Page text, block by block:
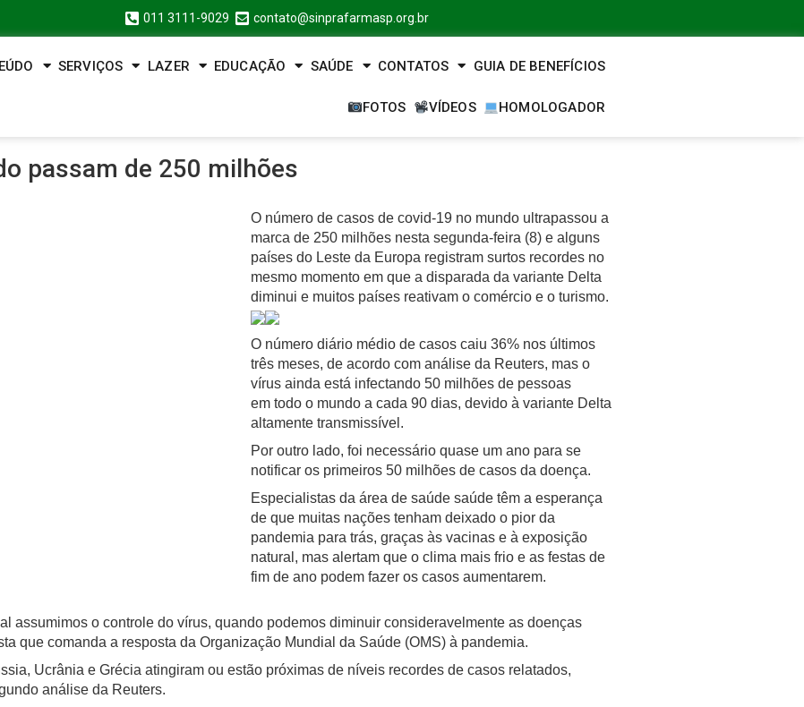
011 3111-9029 contato@sinprafarmasp.org.br
SERVIÇOS LAZER EDUCAÇÃO SAÚDE CONTATOS GUIA DE BENEFÍCIOS
FOTOS VÍDEOS HOMOLOGADOR
passam de 250 milhões
O número de casos de covid-19 no mundo ultrapassou a
marca de 250 milhões nesta segunda-feira (8) e alguns
países do Leste da Europa registram surtos recordes no
mesmo momento em que a disparada da variante Delta
diminui e muitos países reativam o comércio e o turismo.
O número diário médio de casos caiu 36% nos últimos
três meses, de acordo com análise da Reuters, mas o
vírus ainda está infectando 50 milhões de pessoas
em todo o mundo a cada 90 dias, devido à variante Delta
altamente transmissível.
Por outro lado, foi necessário quase um ano para se
notificar os primeiros 50 milhões de casos da doença.
Especialistas da área de saúde saúde têm a esperança
de que muitas nações tenham deixado o pior da
pandemia para trás, graças às vacinas e à exposição
natural, mas alertam que o clima mais frio e as festas de
fim de ano podem fazer os casos aumentarem.
assumimos o controle do vírus, quando podemos diminuir consideravelmente as doenças
que comanda a resposta da Organização Mundial da Saúde (OMS) à pandemia.
Ucrânia e Grécia atingiram ou estão próximas de níveis recordes de casos relatados,
análise da Reuters.